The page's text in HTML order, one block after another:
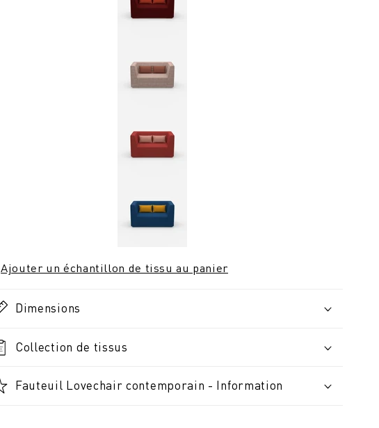
Ajouter un échantillon de tissu au panier
Dimensions
Collection de tissus
Fauteuil Lovechair contemporain - Information